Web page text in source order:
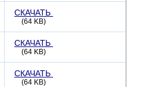
СКАЧАТЬ
(64 KB)
СКАЧАТЬ
(64 KB)
СКАЧАТЬ
(64 KB)